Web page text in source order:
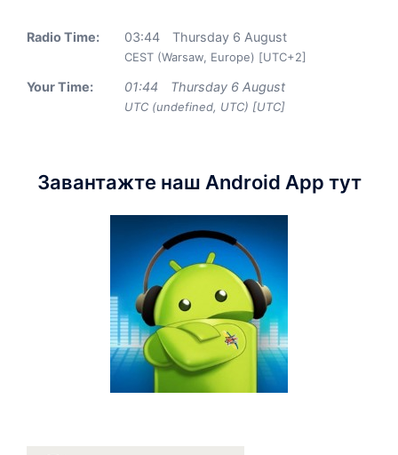
Radio Time: 03:44 Thursday 6 August
CEST (Warsaw, Europe) [UTC+2]
Your Time: 01:44 Thursday 6 August
UTC (undefined, UTC) [UTC]
Завантажте наш Android App тут